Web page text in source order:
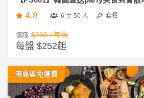
4.8 6 至 50 人 套餐
價錢: $290 / 每份
每盤 $252起
港島區免運費